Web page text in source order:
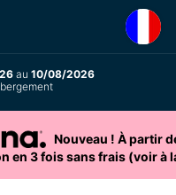
au 10/08/2026
Nouveau ! À partir
en 3 fois sans frais (voir à